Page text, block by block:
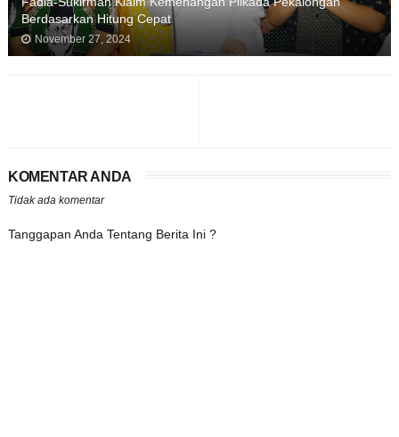
Berdasarkan Hitung Cepat
November 27, 2024
KOMENTAR ANDA
Tidak ada komentar
Tanggapan Anda Tentang Berita Ini ?